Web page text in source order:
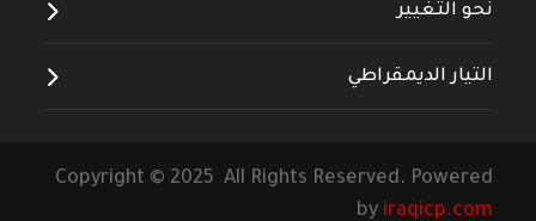
نحو التغيير
التيار الديمقراطي
Copyright © 2025 All Rights Reserved. Powered
by iraqicp.com